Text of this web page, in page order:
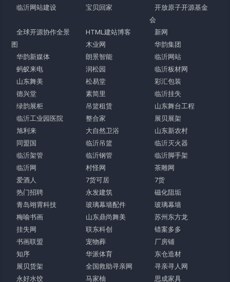
临沂网站建设
宝贝回家
开放原子开源基金
会
全球开源协作全景
图
HTML建站博客
新网
木业网
华韵集团
华韵新媒体
朗景智能
临沂网站
蚂蚁来电
润松园
临沂板材网
山东舞美
松易堂
彩汇包装
德兴堂
素简里
临沂挂失
绿韵展柜
吊篮租赁
山东舞台工程
临沂工业园医院
整合家
展贝展架
旭利来
大自然卫浴
山东新农村
同盟国
临沂吊篮
临沂灭火器
临沂架管
临沂钢管
临沂脚手架
临沂网
村怪网
茶雕网
爱酒人
7货可居
7货
热门招聘
永发建筑
磁化阻垢
青岛翊霄科技
玻璃幕墙配件
玻璃幕墙
梅喻书画
山东鼎尚舞美
苏州东方龙
挂失网
联东科创
错案多多
书画联盟
宠物葬
厂房铺
知序
华派体育
东仓造材
展贝货架
全国救助寻亲网
寻亲寻人网
永好水饺
马家柚
思成家具